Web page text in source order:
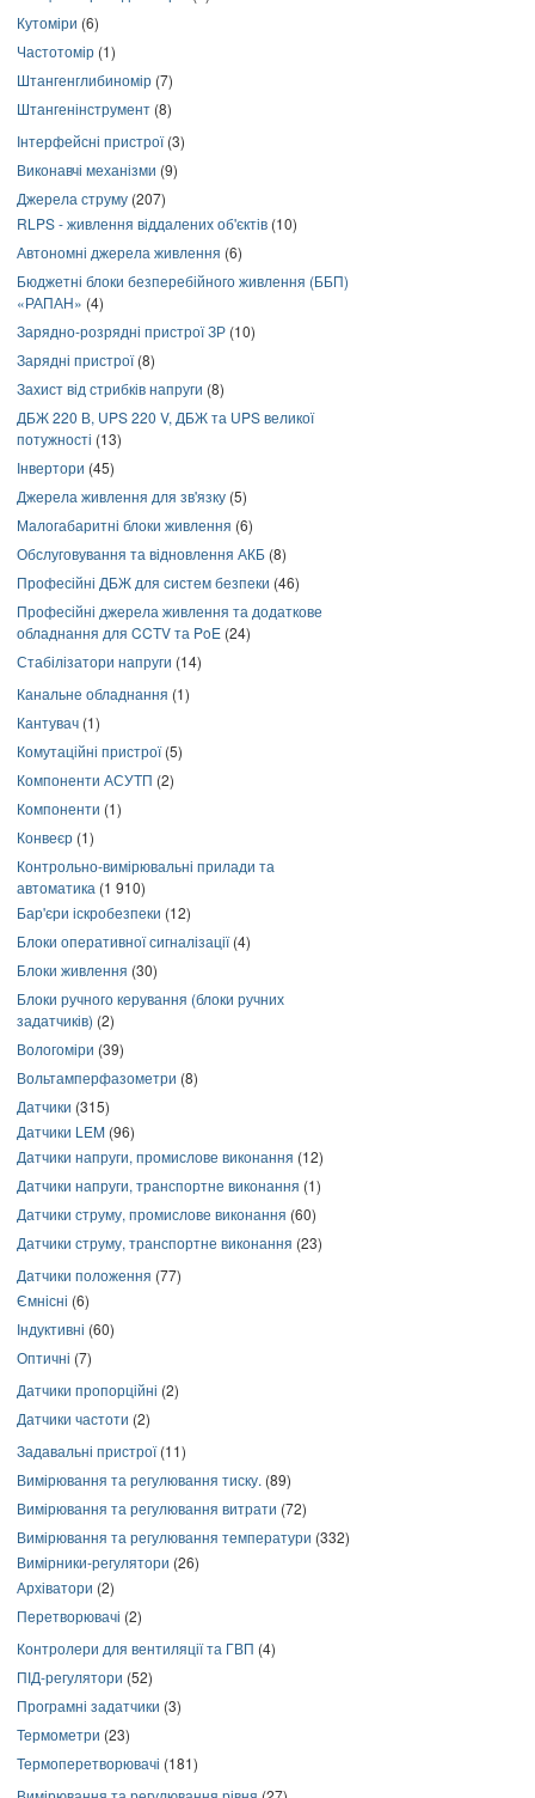
Кутоміри (6)
Частотомір (1)
Штангенглибиномір (7)
Штангенінструмент (8)
Інтерфейсні пристрої(3)
Виконавчі механізми (9)
Джерела струму (207)
RLPS - живлення віддалених об'єктів (10)
Автономні джерела живлення (6)
Бюджетні блоки безперебійного живлення (ББП)
«РАПАН» (4)
Зарядно-розрядні пристрої ЗР (10)
Зарядні пристрої(8)
Захист від стрибків напруги (8)
ДБЖ 220 В, UPS 220 V, ДБЖ та UPS великої
потужності (13)
Інвертори (45)
Джерела живлення для зв'язку (5)
Малогабаритні блоки живлення (6)
Обслуговування та відновлення АКБ (8)
Професійні ДБЖ для систем безпеки (46)
Професійні джерела живлення та додаткове
обладнання для CCTV та PoE (24)
Стабілізатори напруги (14)
Канальне обладнання (1)
Кантувач (1)
Комутаційні пристрої(5)
Компоненти АСУТП (2)
Компоненти (1)
Конвеєр (1)
Контрольно-вимірювальні прилади та
автоматика (1 910)
Бар'єри іскробезпеки (12)
Блоки оперативної сигналізації(4)
Блоки живлення (30)
Блоки ручного керування (блоки ручних
задатчиків) (2)
Вологоміри (39)
Вольтамперфазометри (8)
Датчики (315)
Датчики LEM (96)
Датчики напруги, промислове виконання (12)
Датчики напруги, транспортне виконання (1)
Датчики струму, промислове виконання (60)
Датчики струму, транспортне виконання (23)
Датчики положення (77)
Ємнісні (6)
Індуктивні (60)
Оптичні (7)
Датчики пропорційні (2)
Датчики частоти (2)
Задавальні пристрої(11)
Вимірювання та регулювання тиску. (89)
Вимірювання та регулювання витрати (72)
Вимірювання та регулювання температури (332)
Вимірники-регулятори (26)
Архіватори (2)
Перетворювачі (2)
Контролери для вентиляції та ГВП (4)
ПІД-регулятори (52)
Програмні задатчики (3)
Термометри (23)
Термоперетворювачі (181)